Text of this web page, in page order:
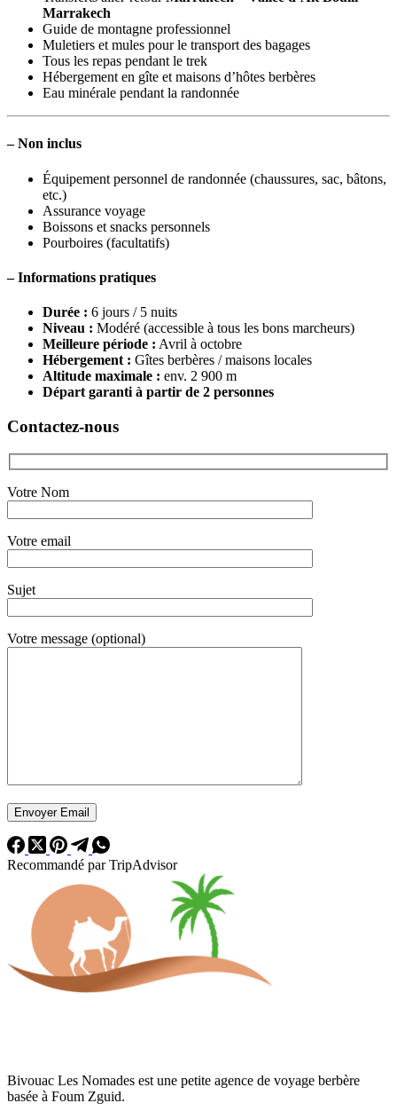
Marrakech
Guide de montagne professionnel
Muletiers et mules pour le transport des bagages
Tous les repas pendant le trek
Hébergement en gîte et maisons d’hôtes berbères
Eau minérale pendant la randonnée
–Non inclus
Équipement personnel de randonnée (chaussures, sac, bâtons,
etc.)
Assurance voyage
Boissons et snacks personnels
Pourboires (facultatifs)
–Informations pratiques
Durée : 6 jours / 5 nuits
Niveau : Modéré (accessible à tous les bons marcheurs)
Meilleure période : Avril à octobre
Hébergement : Gîtes berbères / maisons locales
Altitude maximale : env. 2 900 m
Départ garanti à partir de 2 personnes
Contactez-nous
Votre Nom
Votre email
Sujet
Votre message (optional)
Recommandé par TripAdvisor
Bivouac Les Nomades est une petite agence de voyage berbère
basée à Foum Zguid.